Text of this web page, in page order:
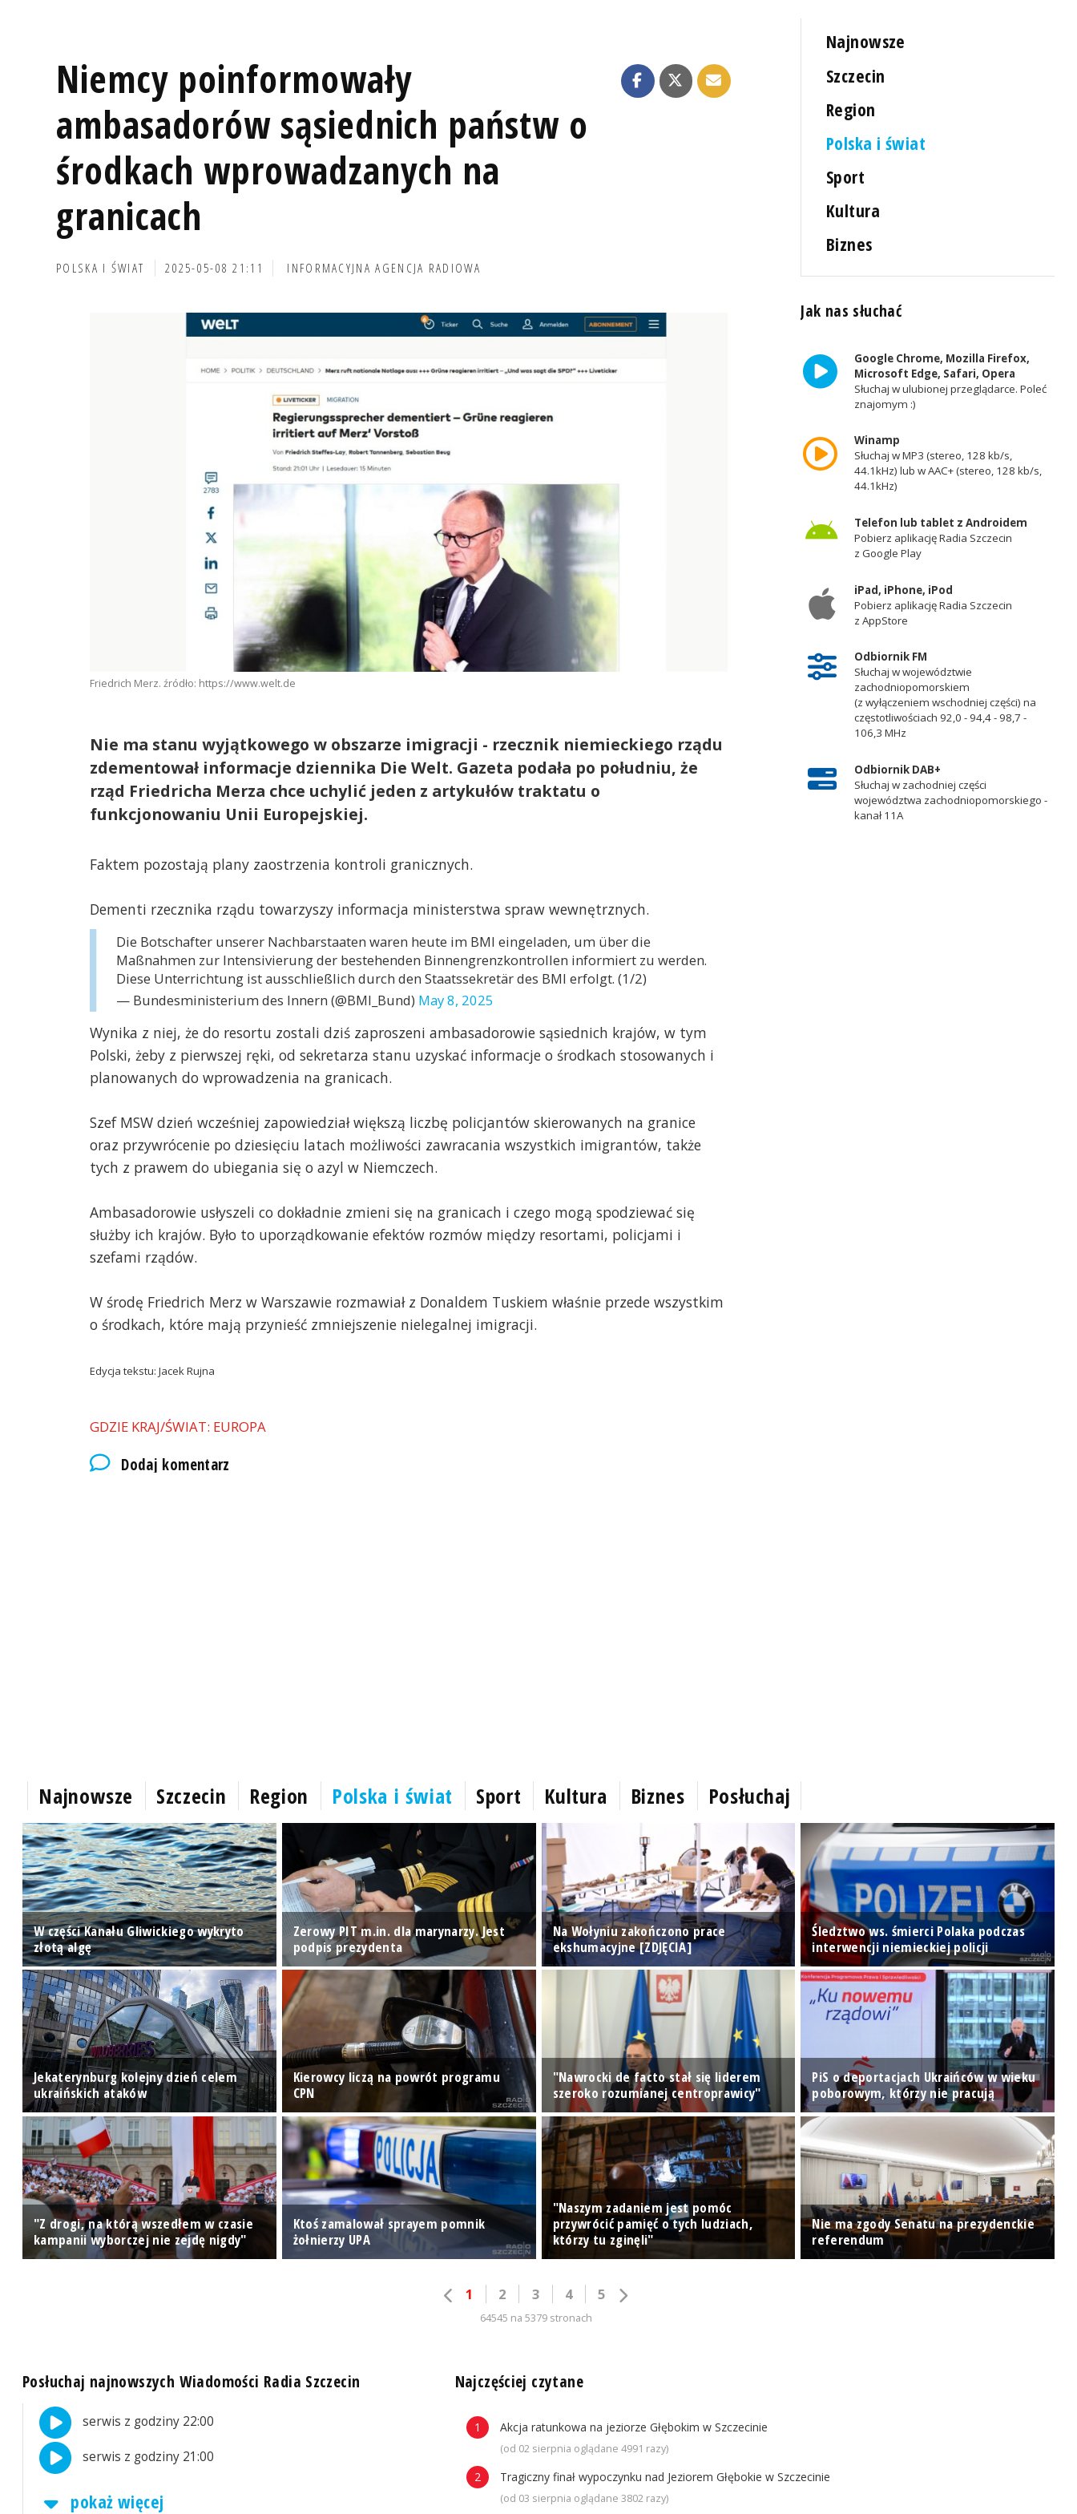
Niemcy poinformowały
ambasadorów sąsiednich państw o
środkach wprowadzanych na
granicach
POLSKA I ŚWIAT 2025-05-08 21:11 INFORMACYJNA AGENCJA RADIOWA
Friedrich Merz. źródło: https://www.welt.de
Nie ma stanu wyjątkowego w obszarze imigracji - rzecznik niemieckiego rządu
zdementował informacje dziennika Die Welt. Gazeta podała po południu, że
rząd Friedricha Merza chce uchylić jeden z artykułów traktatu o
funkcjonowaniu Unii Europejskiej.
Faktem pozostają plany zaostrzenia kontroli granicznych.
Dementi rzecznika rządu towarzyszy informacja ministerstwa spraw wewnętrznych.
Die Botschafter unserer Nachbarstaaten waren heute im BMI eingeladen, um über die
Maßnahmen zur Intensivierung der bestehenden Binnengrenzkontrollen informiert zu werden.
Diese Unterrichtung ist ausschließlich durch den Staatssekretär des BMI erfolgt. (1/2)
— Bundesministerium des Innern (@BMI_Bund) May 8, 2025
Wynika z niej, że do resortu zostali dziś zaproszeni ambasadorowie sąsiednich krajów, w tym
Polski, żeby z pierwszej ręki, od sekretarza stanu uzyskać informacje o środkach stosowanych i
planowanych do wprowadzenia na granicach.
Szef MSW dzień wcześniej zapowiedział większą liczbę policjantów skierowanych na granice
oraz przywrócenie po dziesięciu latach możliwości zawracania wszystkich imigrantów, także
tych z prawem do ubiegania się o azyl w Niemczech.
Ambasadorowie usłyszeli co dokładnie zmieni się na granicach i czego mogą spodziewać się
służby ich krajów. Było to uporządkowanie efektów rozmów między resortami, policjami i
szefami rządów.
W środę Friedrich Merz w Warszawie rozmawiał z Donaldem Tuskiem właśnie przede wszystkim
o środkach, które mają przynieść zmniejszenie nielegalnej imigracji.
Edycja tekstu: Jacek Rujna
GDZIE KRAJ/ŚWIAT: EUROPA
Dodaj komentarz
Najnowsze
Szczecin
Region
Polska i świat
Sport
Kultura
Biznes
Jak nas słuchać
Google Chrome, Mozilla Firefox,
Microsoft Edge, Safari, Opera
Słuchaj w ulubionej przeglądarce. Poleć
znajomym :)
Winamp
Słuchaj w MP3 (stereo, 128 kb/s,
44.1kHz) lub w AAC+ (stereo, 128 kb/s,
44.1kHz)
Telefon lub tablet z Androidem
Pobierz aplikację Radia Szczecin
z Google Play
iPad, iPhone, iPod
Pobierz aplikację Radia Szczecin
z AppStore
Odbiornik FM
Słuchaj w województwie
zachodniopomorskiem
(z wyłączeniem wschodniej części) na
częstotliwościach 92,0 - 94,4 - 98,7 -
106,3 MHz
Odbiornik DAB+
Słuchaj w zachodniej części
województwa zachodniopomorskiego -
kanał 11A
Najnowsze Szczecin Region Polska i świat Sport Kultura Biznes Posłuchaj
W części Kanału Gliwickiego wykryto
złotą algę
Zerowy PIT m.in. dla marynarzy. Jest
podpis prezydenta
Na Wołyniu zakończono prace
ekshumacyjne [ZDJĘCIA]
Śledztwo ws. śmierci Polaka podczas
interwencji niemieckiej policji
Jekaterynburg kolejny dzień celem
ukraińskich ataków
Kierowcy liczą na powrót programu
CPN
"Nawrocki de facto stał się liderem
szeroko rozumianej centroprawicy"
PiS o deportacjach Ukraińców w wieku
poborowym, którzy nie pracują
"Z drogi, na którą wszedłem w czasie
kampanii wyborczej nie zejdę nigdy"
Ktoś zamalował sprayem pomnik
żołnierzy UPA
"Naszym zadaniem jest pomóc
przywrócić pamięć o tych ludziach,
którzy tu zginęli"
Nie ma zgody Senatu na prezydenckie
referendum
1 2 3 4 5
64545 na 5379 stronach
Posłuchaj najnowszych Wiadomości Radia Szczecin
serwis z godziny 22:00
serwis z godziny 21:00
pokaż więcej
Najczęściej czytane
Akcja ratunkowa na jeziorze Głębokim w Szczecinie
(od 02 sierpnia oglądane 4991 razy)
Tragiczny finał wypoczynku nad Jeziorem Głębokie w Szczecinie
(od 03 sierpnia oglądane 3802 razy)